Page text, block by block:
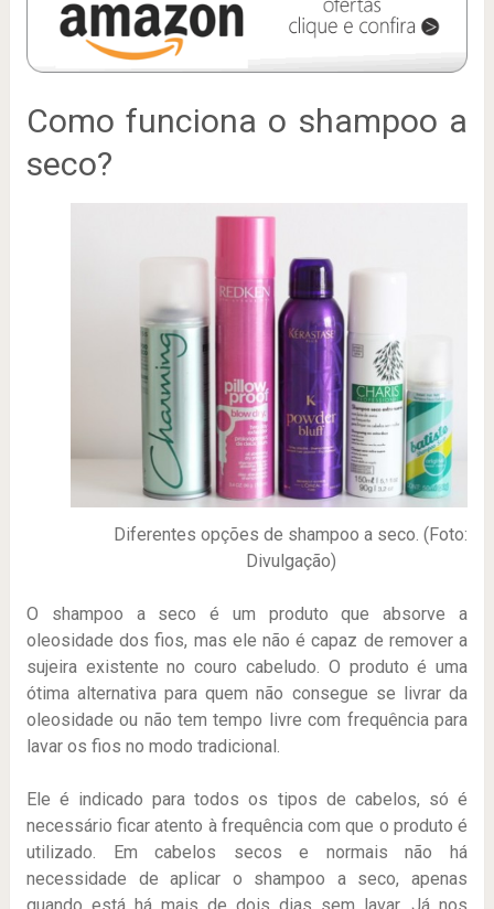
Como funciona o shampoo a
seco?
Diferentes opções de shampoo a seco. (Foto:
Divulgação)
O shampoo a seco é um produto que absorve a
oleosidade dos fios, mas ele não é capaz de remover a
sujeira existente no couro cabeludo. O produto é uma
ótima alternativa para quem não consegue se livrar da
oleosidade ou não tem tempo livre com frequência para
lavar os fios no modo tradicional.
Ele é indicado para todos os tipos de cabelos, só é
necessário ficar atento à frequência com que o produto é
utilizado. Em cabelos secos e normais não há
necessidade de aplicar o shampoo a seco, apenas